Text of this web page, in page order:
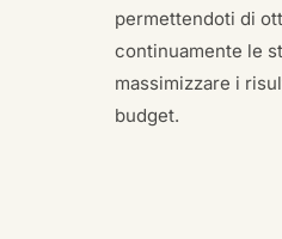
permettendoti di
continuamente le
massimizzare i
budget.